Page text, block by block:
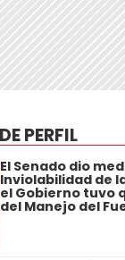
PERFIL
El Senado dio
Inviolabilidad de
el Gobierno tuvo
del Manejo del